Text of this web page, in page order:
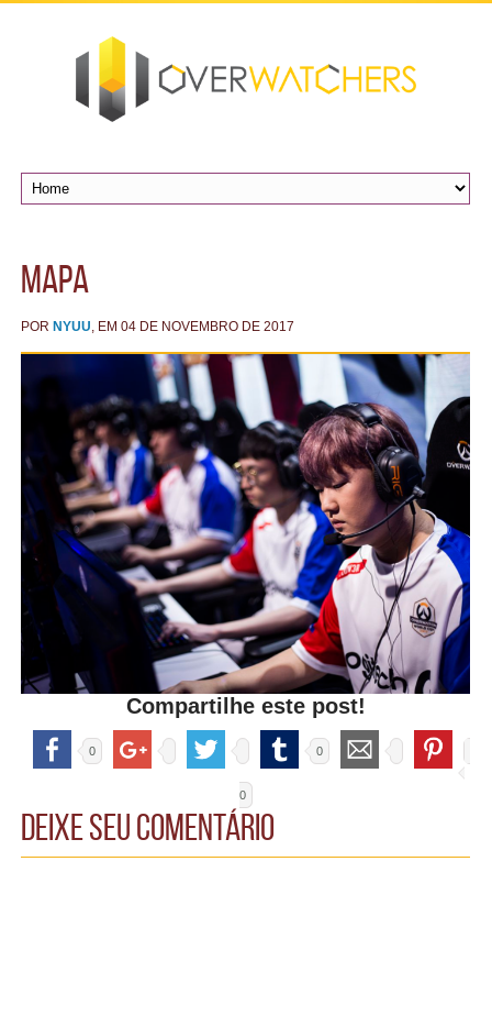
mapa
POR NYUU, EM 04 DE NOVEMBRO DE 2017
Compartilhe este post!
0 0
0
Deixe seu comentário